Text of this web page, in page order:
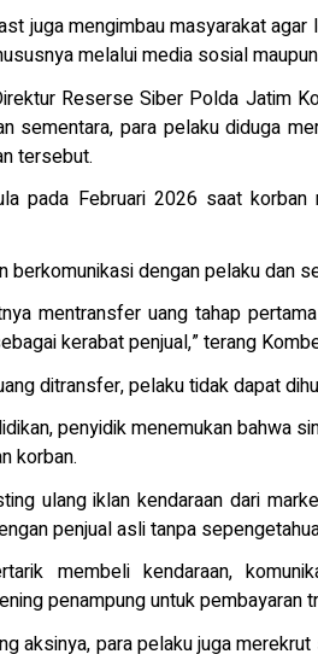
juga mengimbau masyarakat
melalui media sosial
Reserse Siber Polda Jatim
sementara, para pelaku diduga
tersebut.
pada Februari 2026 saat
berkomunikasi dengan pelaku dan
mentransfer uang tahap
kerabat penjual,” terang
ditransfer, pelaku tidak dapat
penyidik menemukan bahwa
korban.
ulang iklan kendaraan dari
penjual asli tanpa
membeli kendaraan,
penampung untuk pembayaran
aksinya, para pelaku juga